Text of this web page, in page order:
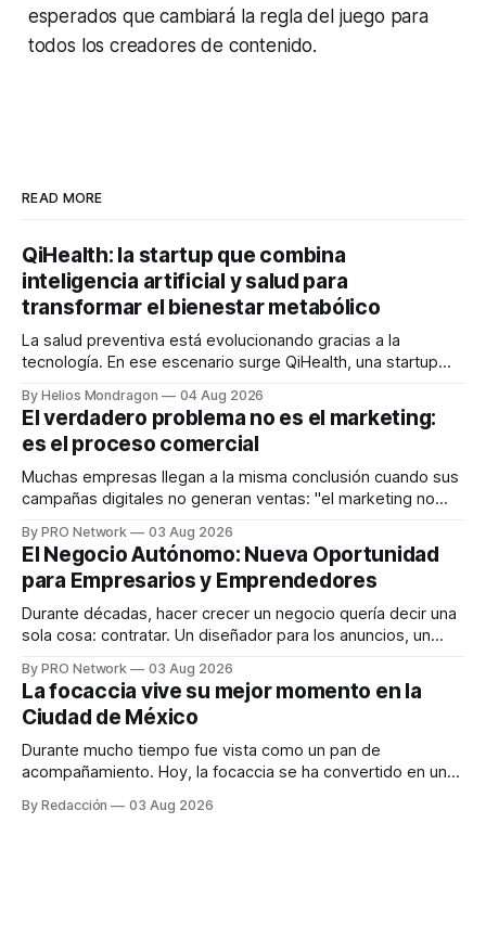
esperados que cambiará la regla del juego para
todos los creadores de contenido.
READ MORE
QiHealth: la startup que combina
inteligencia artificial y salud para
transformar el bienestar metabólico
La salud preventiva está evolucionando gracias a la
tecnología. En ese escenario surge QiHealth, una startup
dispositivos inteligentes, inteligencia artificial y monitoreo
en tiempo real para ayudar a las personas a tomar mejores
decisiones sobre su salud metabólica. Su propuesta busca
responder
By Helios Mondragon 04 Aug 2026
El verdadero problema no es el marketing:
es el proceso comercial
Muchas empresas llegan a la misma conclusión cuando sus
campañas digitales no generan ventas: "el marketing no
INTERIUS, el problema suele estar en otro lugar. Durante
una entrevista para el podcast SER PRO, el especialista en
marketing digital explicó que
By PRO Network 03 Aug 2026
El Negocio Autónomo: Nueva Oportunidad
para Empresarios y Emprendedores
Durante décadas, hacer crecer un negocio quería decir una
sola cosa: contratar. Un diseñador para los anuncios, un
para los textos, alguien que supiera de publicidad digital
para encontrar prospectos, un vendedor para atender
llamadas y mensajes, y —con suerte— una persona
By PRO Network 03 Aug 2026
La focaccia vive su mejor momento en la
Ciudad de México
Durante mucho tiempo fue vista como un pan de
acompañamiento. Hoy, la focaccia se ha convertido en uno
artesanal, ingredientes de calidad y experiencias que
By Redacción 03 Aug 2026